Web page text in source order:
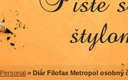
Personal > Diár Filofax Metropol osobný